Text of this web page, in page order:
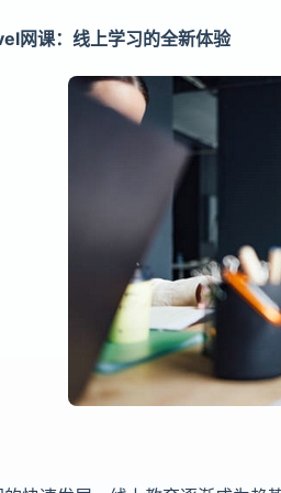
网课：线上学习的全新体验